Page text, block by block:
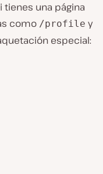
tienes una página
como /profile y
especial: